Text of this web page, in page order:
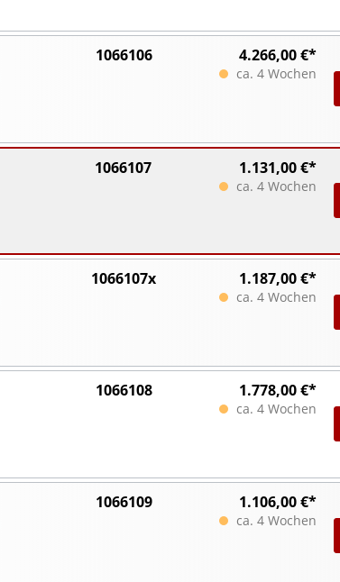
1066106 4.266,00 €*
ca. 4 Wochen
1066107 1.131,00 €*
ca. 4 Wochen
1066107x 1.187,00 €*
ca. 4 Wochen
1066108 1.778,00 €*
ca. 4 Wochen
1066109 1.106,00 €*
ca. 4 Wochen